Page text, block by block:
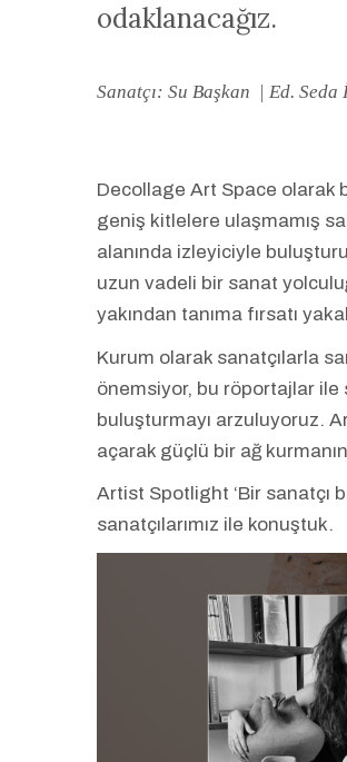
odaklanacağız.
Sanatçı: Su Başkan | Ed.
Decollage Art Space olarak
geniş kitlelere ulaşmamış
alanında izleyiciyle
uzun vadeli bir sanat
yakından tanıma fırsatı
Kurum olarak sanatçılarla
önemsiyor, bu röportajlar
buluşturmayı arzuluyoruz.
açarak güçlü bir ağ
Artist Spotlight ‘Bir sanatçı
sanatçılarımız ile konuştuk.